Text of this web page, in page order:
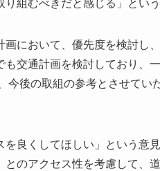
組むべきだと感じる」とい
において、優先度を検討し
交通計画を検討しており、
後の取組の参考とさせてい
良くしてほしい」という意
のアクセス性を考慮して、